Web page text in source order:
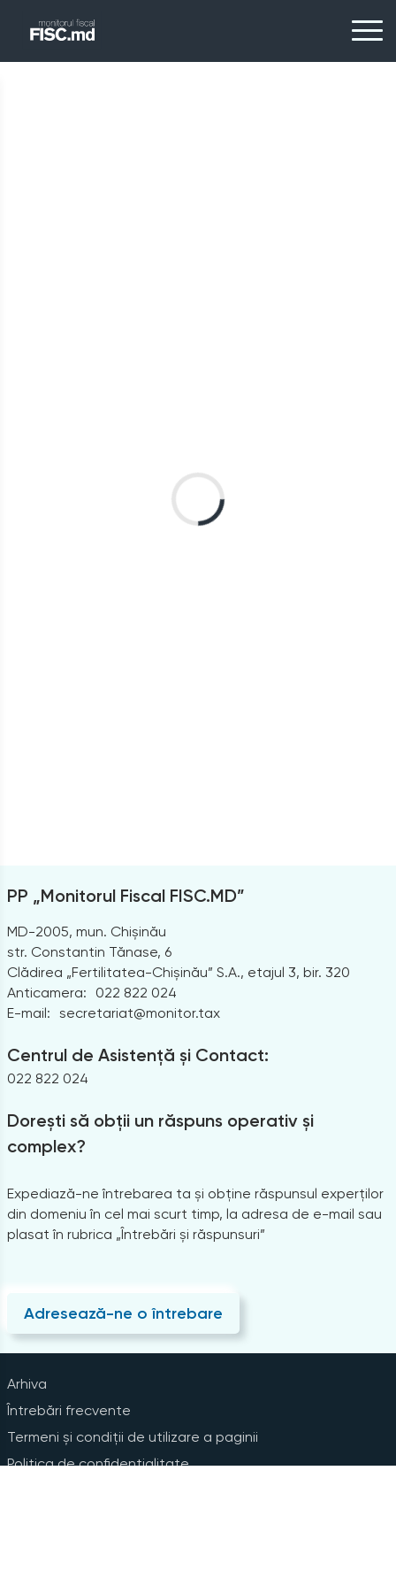
PP „Monitorul Fiscal FISC.MD”
MD-2005, mun. Chișinău
str. Constantin Tănase, 6
Clădirea „Fertilitatea-Chișinău” S.A., etajul 3, bir. 320
Anticamera:
022 822 024
E-mail: secretariat@monitor.tax
Centrul de Asistență și Contact:
022 822 024
Dorești să obții un răspuns operativ și
complex?
Expediază-ne întrebarea ta și obține răspunsul experților
din domeniu în cel mai scurt timp, la adresa de e-mail sau
plasat în rubrica „Întrebări și răspunsuri”
Adresează-ne o întrebare
Arhiva
Întrebări frecvente
Termeni și condiții de utilizare a paginii
Politica de confidențialitate